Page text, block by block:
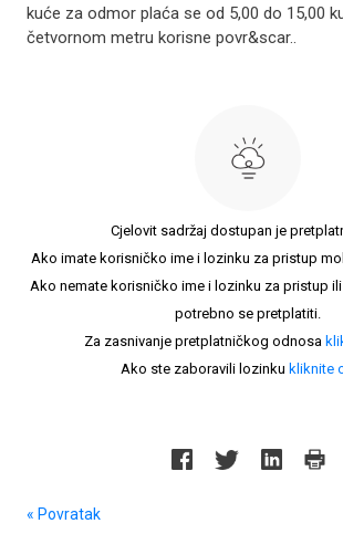
kuće za odmor plaća se od 5,00 do 15,00
četvornom metru korisne povr&scar..
Cjelovit sadržaj dostupan je
Ako imate korisničko ime i lozinku za pristup
Ako nemate korisničko ime i lozinku za pristup
potrebno se pretplatiti.
Za zasnivanje pretplatničkog odnosa
Ako ste zaboravili lozinku kliknite
« Povratak